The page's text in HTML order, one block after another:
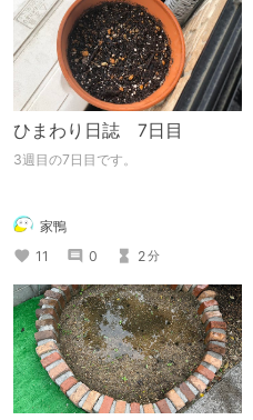
ひまわり日誌 7日目
3週目の7日目です。
家鴨
11
0 2分